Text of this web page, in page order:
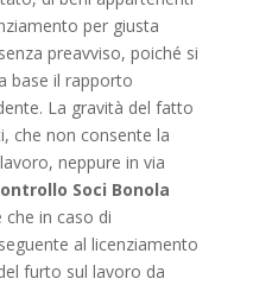
per giusta
preavviso, poiché si
base il rapporto
La gravità del fatto
che non consente la
neppure in via
Soci Bonola
in caso di
al licenziamento
furto sul lavoro da